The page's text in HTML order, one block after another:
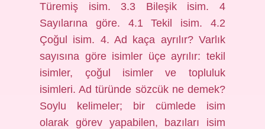
Türemiş isim. 3.3 Bileşik isim. 4
Sayılarına göre. 4.1 Tekil isim. 4.2
Çoğul isim. 4. Ad kaça ayrılır? Varlık
sayısına göre isimler üçe ayrılır: tekil
isimler, çoğul isimler ve topluluk
isimleri. Ad türünde sözcük ne demek?
Soylu kelimeler; bir cümlede isim
olarak görev yapabilen, bazıları isim